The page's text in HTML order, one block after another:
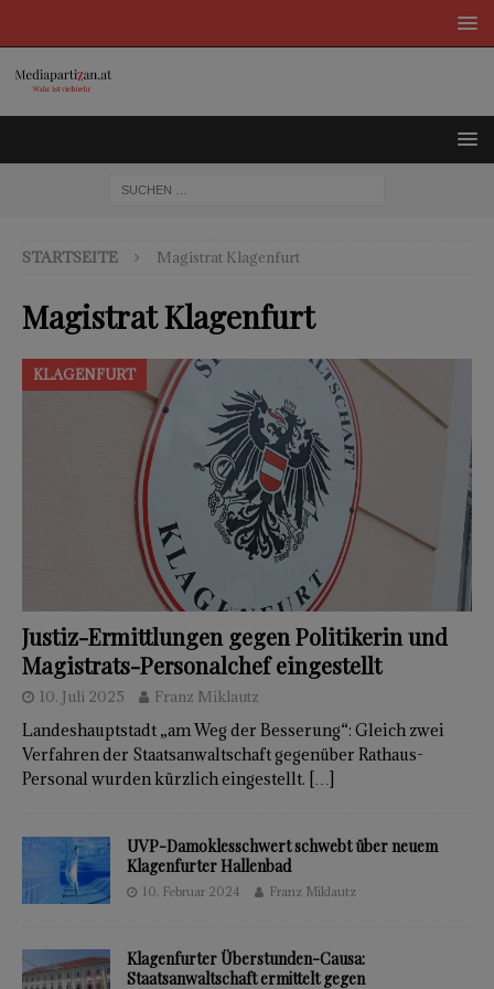
STARTSEITE Magistrat Klagenfurt
Magistrat Klagenfurt
KLAGENFURT
Justiz-Ermittlungen gegen Politikerin und
Magistrats-Personalchef eingestellt
10. Juli 2025 Franz Miklautz
Landeshauptstadt „am Weg der Besserung“: Gleich zwei
Verfahren der Staatsanwaltschaft gegenüber Rathaus-
Personal wurden kürzlich eingestellt. […]
UVP-Damoklesschwert schwebt über neuem
Klagenfurter Hallenbad
10. Februar 2024 Franz Miklautz
Klagenfurter Überstunden-Causa:
Staatsanwaltschaft ermittelt gegen